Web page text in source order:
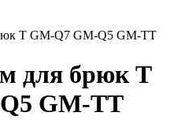
для брюк T
GM-TT